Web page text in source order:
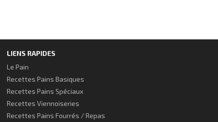
LIENS RAPIDES
Le Pain
Recettes Pains Basiques
Recettes Pains Spéciaux
Recettes Viennoiseries
Recettes Pains Fourrés / Repas